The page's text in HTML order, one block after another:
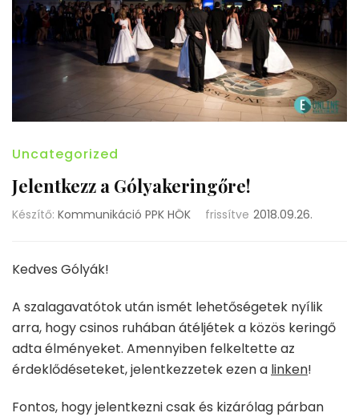
Uncategorized
Jelentkezz a Gólyakeringőre!
Készítő: Kommunikáció PPK HÖK frissítve 2018.09.26.
Kedves Gólyák!
A szalagavatótok után ismét lehetőségetek nyílik
arra, hogy csinos ruhában átéljétek a közös keringő
adta élményeket. Amennyiben felkeltette az
érdeklődéseteket, jelentkezzetek ezen a linken!
Fontos, hogy jelentkezni csak és kizárólag párban